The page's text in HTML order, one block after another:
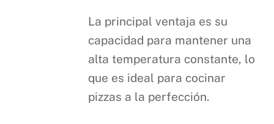
La principal ventaja es su
capacidad para mantener una
alta temperatura constante, lo
que es ideal para cocinar
pizzas a la perfección.